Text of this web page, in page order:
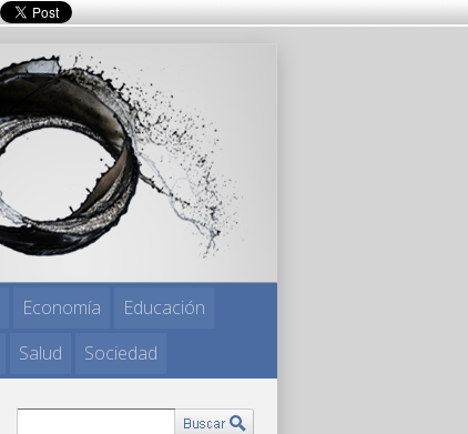
Economía
Educación
Salud Sociedad